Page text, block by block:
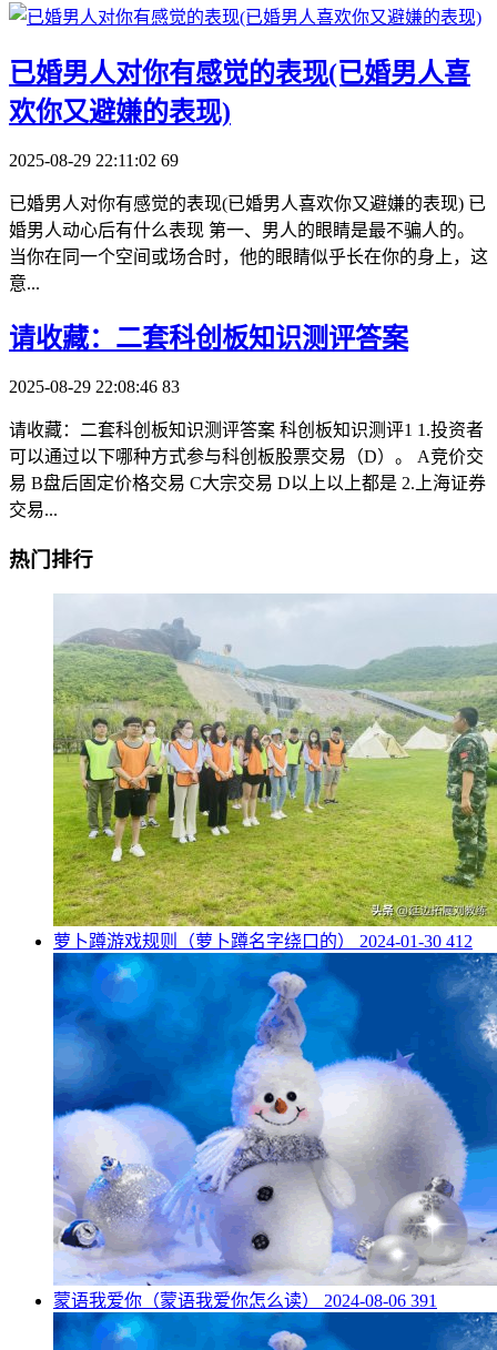
​已婚男人对你有感觉的表现(已婚男人喜
欢你又避嫌的表现)
2025-08-29 22:11:02 69
已婚男人对你有感觉的表现(已婚男人喜欢你又避嫌的表现) 已
婚男人动心后有什么表现 第一、男人的眼睛是最不骗人的。
当你在同一个空间或场合时，他的眼睛似乎长在你的身上，这
意...
​请收藏：二套科创板知识测评答案
2025-08-29 22:08:46 83
请收藏：二套科创板知识测评答案 科创板知识测评1 1.投资者
可以通过以下哪种方式参与科创板股票交易（D）。 A竞价交
易 B盘后固定价格交易 C大宗交易 D以上以上都是 2.上海证券
交易...
热门排行
​萝卜蹲游戏规则（萝卜蹲名字绕口的） 2024-01-30 412
​蒙语我爱你（蒙语我爱你怎么读） 2024-08-06 391